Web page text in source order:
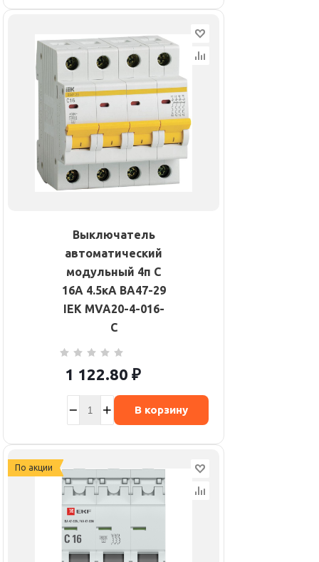
Выключатель
автоматический
модульный 4п C
16А 4.5кА ВА47-29
IEK MVA20-4-016-
C
1 122.80 ₽
В корзину
По акции